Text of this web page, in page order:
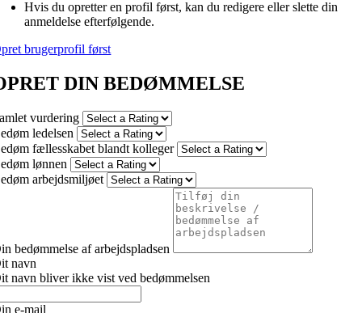
Hvis du opretter en profil først, kan du redigere eller slette din
anmeldelse efterfølgende.
brugerprofil først
DIN BEDØMMELSE
vurdering
ledelsen
fællesskabet blandt kolleger
lønnen
arbejdsmiljøet
bedømmelse af arbejdspladsen
navn
navn bliver ikke vist ved bedømmelsen
e-mail